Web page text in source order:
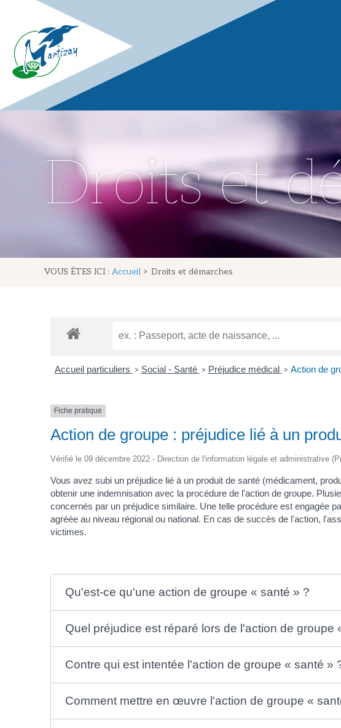
Droits et
VOUS ÊTES ICI : Accueil > Droits et démarches
Accueil particuliers > Social - Santé > Préjudice médical > Action de
Fiche pratique
Action de groupe : préjudice lié à un
Vérifié le 09 décembre 2022 - Direction de l'information légale et administrative
Vous avez subi un préjudice lié à un produit de santé (médicament,
obtenir une indemnisation avec la procédure de l'action de groupe.
concernés par un préjudice similaire. Une telle procédure est engagée
agréée au niveau régional ou national. En cas de succès de l'action,
victimes.
Qu'est-ce qu'une action de groupe « santé » ?
Quel préjudice est réparé lors de l'action de groupe
Contre qui est intentée l'action de groupe « santé »
Comment mettre en œuvre l'action de groupe «